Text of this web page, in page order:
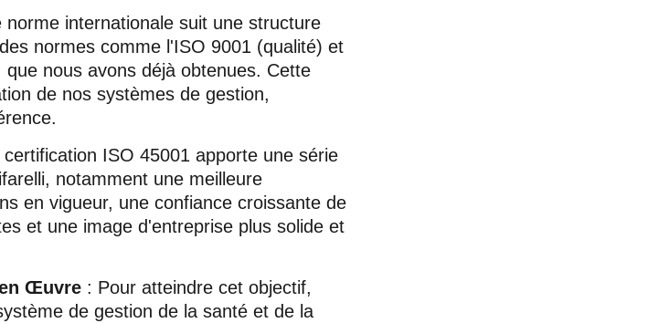
norme internationale suit une structure
normes comme l'ISO 9001 (qualité) et
que nous avons déjà obtenues. Cette
de nos systèmes de gestion,
certification ISO 45001 apporte une série
notamment une meilleure
en vigueur, une confiance croissante de
et une image d'entreprise plus solide et
Œuvre : Pour atteindre cet objectif,
de gestion de la santé et de la